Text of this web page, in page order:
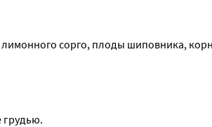
сорго, плоды шиповника,
грудью.